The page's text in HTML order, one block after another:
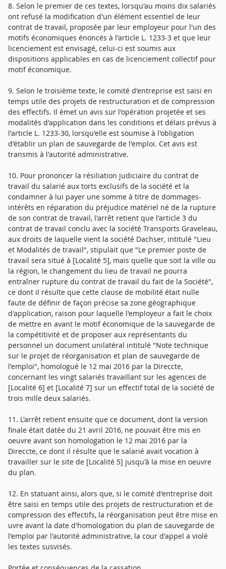
8. Selon le premier de ces textes, lorsqu'au moins dix salariés
ont refusé la modification d'un élément essentiel de leur
contrat de travail, proposée par leur employeur pour l'un des
motifs économiques énoncés à l'article L. 1233-3 et que leur
licenciement est envisagé, celui-ci est soumis aux
dispositions applicables en cas de licenciement collectif pour
motif économique.
9. Selon le troisième texte, le comité d'entreprise est saisi en
temps utile des projets de restructuration et de compression
des effectifs. Il émet un avis sur l'opération projetée et ses
modalités d'application dans les conditions et délais prévus à
l'article L. 1233-30, lorsqu'elle est soumise à l'obligation
d'établir un plan de sauvegarde de l'emploi. Cet avis est
transmis à l'autorité administrative.
10. Pour prononcer la résiliation judiciaire du contrat de
travail du salarié aux torts exclusifs de la société et la
condamner à lui payer une somme à titre de dommages-
intérêts en réparation du préjudice matériel né de la rupture
de son contrat de travail, l'arrêt retient que l'article 3 du
contrat de travail conclu avec la société Transports Graveleau,
aux droits de laquelle vient la société Dachser, intitulé "Lieu
et Modalités de travail", stipulait que "Le premier poste de
travail sera situé à [Localité 5], mais quelle que soit la ville ou
la région, le changement du lieu de travail ne pourra
entraîner rupture du contrat de travail du fait de la Société",
ce dont il résulte que cette clause de mobilité était nulle
faute de définir de façon précise sa zone géographique
d'application, raison pour laquelle l'employeur a fait le choix
de mettre en avant le motif économique de la sauvegarde de
la compétitivité et de proposer aux représentants du
personnel un document unilatéral intitulé "Note technique
sur le projet de réorganisation et plan de sauvegarde de
l'emploi", homologué le 12 mai 2016 par la Direccte,
concernant les vingt salariés travaillant sur les agences de
[Localité 6] et [Localité 7] sur un effectif total de la société de
trois mille deux salariés.
11. L'arrêt retient ensuite que ce document, dont la version
finale était datée du 21 avril 2016, ne pouvait être mis en
oeuvre avant son homologation le 12 mai 2016 par la
Direccte, ce dont il résulte que le salarié avait vocation à
travailler sur le site de [Localité 5] jusqu'à la mise en oeuvre
du plan.
12. En statuant ainsi, alors que, si le comité d'entreprise doit
être saisi en temps utile des projets de restructuration et de
compression des effectifs, la réorganisation peut être mise en
uvre avant la date d'homologation du plan de sauvegarde de
l'emploi par l'autorité administrative, la cour d'appel a violé
les textes susvisés.